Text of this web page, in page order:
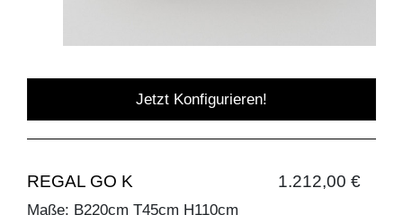
Jetzt Konfigurieren!
REGAL GO K 1.212,00 €
Maße: B220cm T45cm H110cm